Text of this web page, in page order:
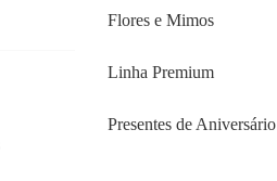
Flores e Mimos
Linha Premium
Presentes de Aniversário